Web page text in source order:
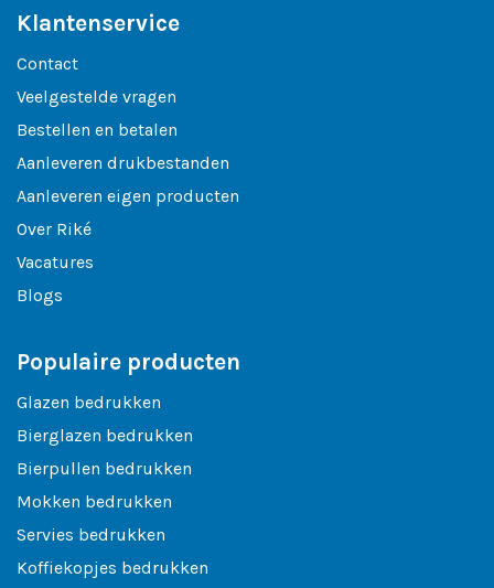
Klantenservice
Contact
Veelgestelde vragen
Bestellen en betalen
Aanleveren drukbestanden
Aanleveren eigen producten
Over Riké
Vacatures
Blogs
Populaire producten
Glazen bedrukken
Bierglazen bedrukken
Bierpullen bedrukken
Mokken bedrukken
Servies bedrukken
Koffiekopjes bedrukken